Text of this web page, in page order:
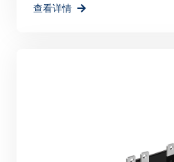
查看详情